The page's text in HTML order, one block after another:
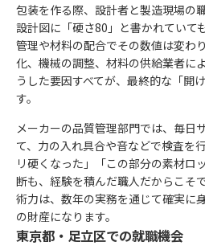
包装を作る際、設計者と製造現場の
設計図に「硬さ80」と書かれてい
管理や材料の配合でその数値は変わ
化、機械の調整、材料の供給業者
うした要因すべてが、最終的な「開
す。
メーカーの品質管理部門では、毎日
て、力の入れ具合や音などで検査を
リ硬くなった」「この部分の素材
断も、経験を積んだ職人だからこそ
術力は、数年の実務を通じて確実に
の財産になります。
東京都・足立区での就職機会